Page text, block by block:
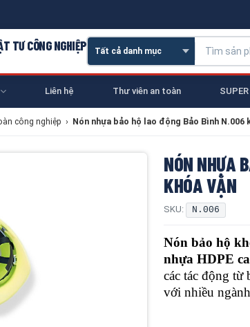
TƯ CÔNG NGHIỆP
Liên hệ Thư viên an toàn
công nghiệp › Nón nhựa bảo hộ lao động Bảo Bình N.006
NÓN NHỰA
KHÓA VẶN
SKU: N.006
Nón bảo hộ
nhựa HDPE
các tác động từ
với nhiều